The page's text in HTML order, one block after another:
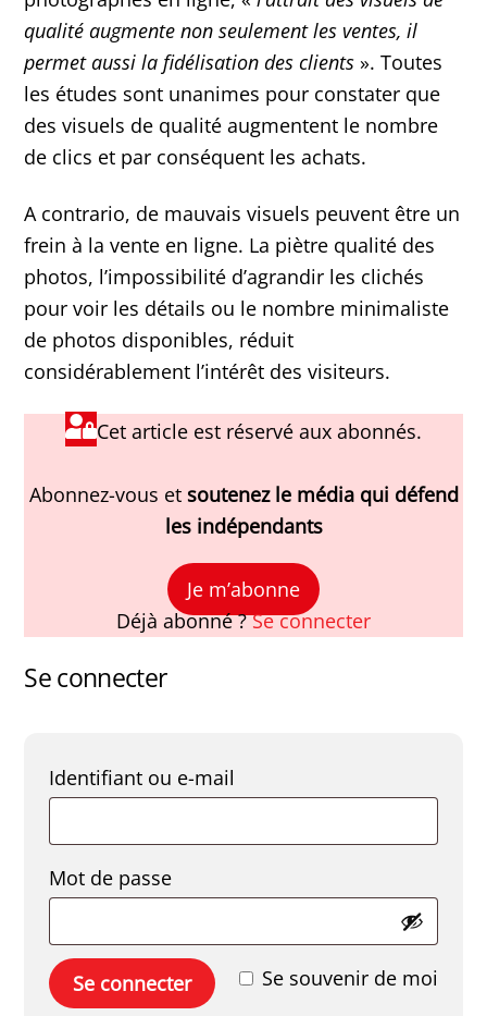
qualité augmente non seulement les ventes, il
permet aussi la fidélisation des clients ». Toutes
les études sont unanimes pour constater que
des visuels de qualité augmentent le nombre
de clics et par conséquent les achats.
A contrario, de mauvais visuels peuvent être un
frein à la vente en ligne. La piètre qualité des
photos, l’impossibilité d’agrandir les clichés
pour voir les détails ou le nombre minimaliste
de photos disponibles, réduit
considérablement l’intérêt des visiteurs.
Cet article est réservé aux abonnés.
Abonnez-vous et soutenez le média qui défend
les indépendants
Je m’abonne
Déjà abonné ?Se connecter
Se connecter
Identifiant ou e-mail
Mot de passe
Se souvenir de moi
Se connecter